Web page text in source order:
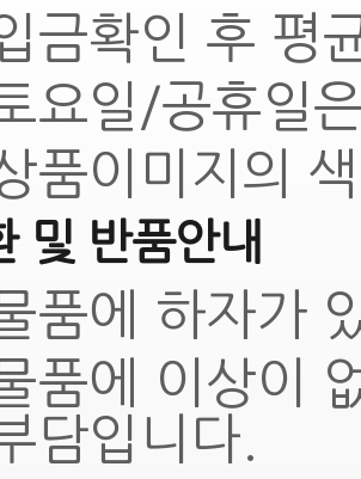
금확인 후 평
요일/공휴일
품이미지의
및 반품안내
품에 하자가
품에 이상이
담입니다.